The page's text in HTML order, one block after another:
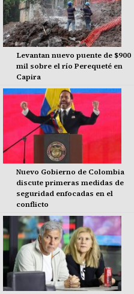
Levantan nuevo puente de $900
mil sobre el río Perequeté en
Capira
Nuevo Gobierno de Colombia
discute primeras medidas de
seguridad enfocadas en el
conflicto